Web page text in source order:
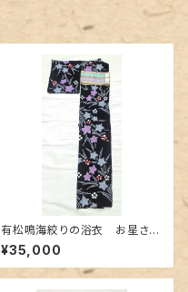
有松鳴海絞りの浴衣 お星さま
のような桔梗柄
¥35,000